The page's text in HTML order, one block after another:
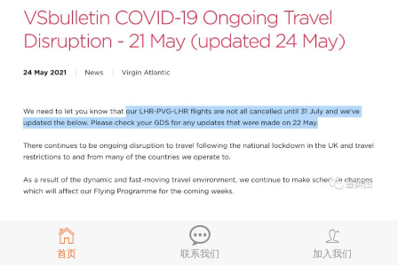
首页 联系我们 加入我们
也就是说，维珍航空有望在7月底一些航班恢复中英直航是有希望
的！让我们静候佳音吧！